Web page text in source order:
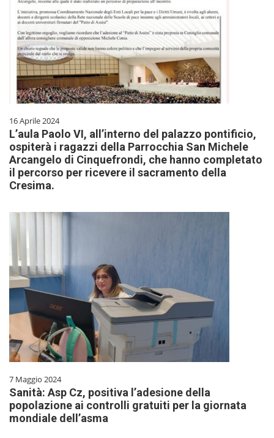
16 Aprile 2024
L’aula Paolo VI, all’interno del palazzo pontificio,
ospiterà i ragazzi della Parrocchia San Michele
Arcangelo di Cinquefrondi, che hanno completato
il percorso per ricevere il sacramento della
Cresima.
7 Maggio 2024
Sanità: Asp Cz, positiva l’adesione della
popolazione ai controlli gratuiti per la giornata
mondiale dell’asma